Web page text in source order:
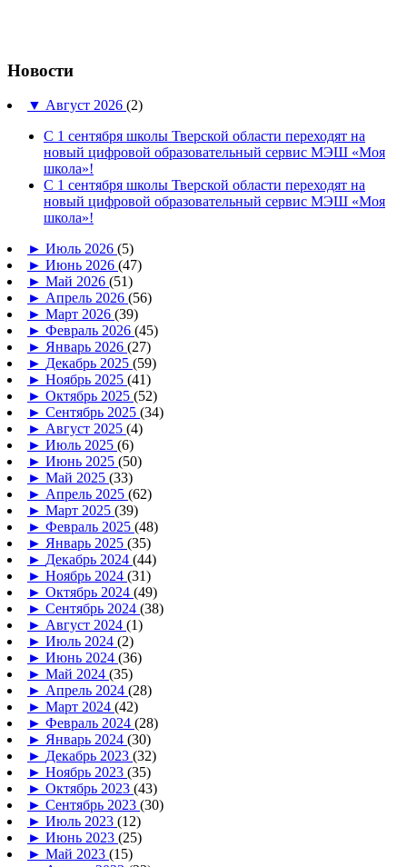
Новости
▼ Август 2026 (2)
С 1 сентября школы Тверской области переходят на
новый цифровой образовательный сервис МЭШ «Моя
школа»!
С 1 сентября школы Тверской области переходят на
новый цифровой образовательный сервис МЭШ «Моя
школа»!
► Июль 2026 (5)
► Июнь 2026 (47)
► Май 2026 (51)
► Апрель 2026 (56)
► Март 2026 (39)
► Февраль 2026 (45)
► Январь 2026 (27)
► Декабрь 2025 (59)
► Ноябрь 2025 (41)
► Октябрь 2025 (52)
► Сентябрь 2025 (34)
► Август 2025 (4)
► Июль 2025 (6)
► Июнь 2025 (50)
► Май 2025 (33)
► Апрель 2025 (62)
► Март 2025 (39)
► Февраль 2025 (48)
► Январь 2025 (35)
► Декабрь 2024 (44)
► Ноябрь 2024 (31)
► Октябрь 2024 (49)
► Сентябрь 2024 (38)
► Август 2024 (1)
► Июль 2024 (2)
► Июнь 2024 (36)
► Май 2024 (35)
► Апрель 2024 (28)
► Март 2024 (42)
► Февраль 2024 (28)
► Январь 2024 (30)
► Декабрь 2023 (32)
► Ноябрь 2023 (35)
► Октябрь 2023 (43)
► Сентябрь 2023 (30)
► Июль 2023 (12)
► Июнь 2023 (25)
► Май 2023 (15)